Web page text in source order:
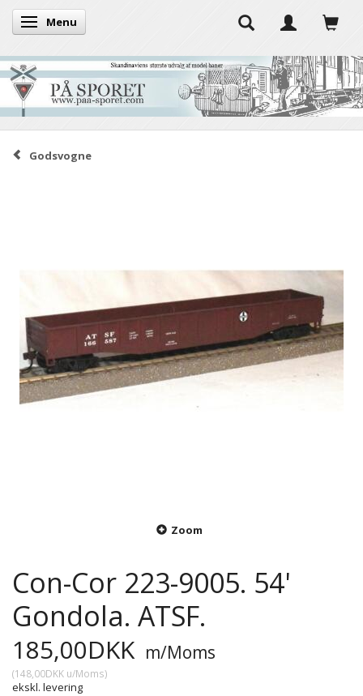
Skifte navigation
Menu
Godsvogne
Zoom
Con-Cor 223-9005. 54'
Gondola. ATSF.
185,00DKK m/Moms
(148,00DKK u/Moms)
ekskl. levering